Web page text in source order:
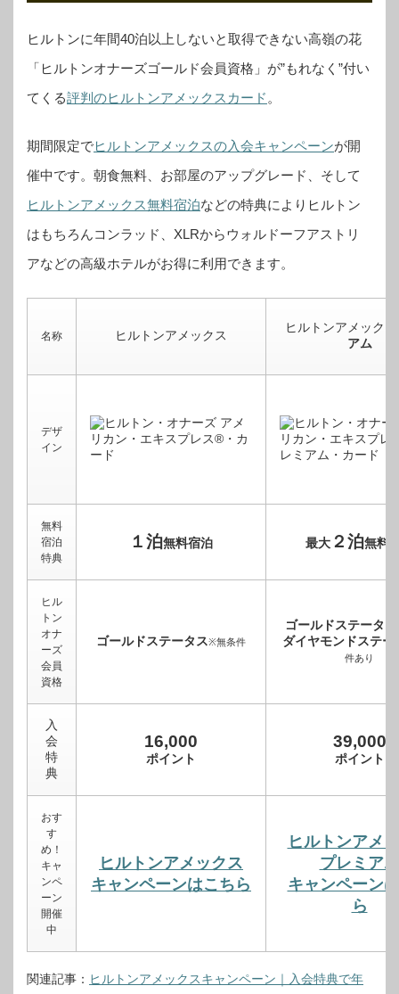
ヒルトンに年間40泊以上しないと取得できない高嶺の花
「ヒルトンオナーズゴールド会員資格」が”もれなく”付い
てくる評判のヒルトンアメックスカード 。
期間限定でヒルトンアメックスの入会キャンペーンが開
催中です。 朝食無料、お部屋のアップグレード、そして
ヒルトンアメックス無料宿泊などの特典によりヒルトン
はもちろんコンラッド、XLRからウォルドーフアストリ
アなどの高級ホテルがお得に利用できます。
名称 ヒルトンアメックス
ヒルトンアメックス
アム
デザ
イン
無料
宿泊
特典
１泊無料宿泊 最大２泊無料
ヒル
トン
オナ
ーズ
会員
資格
ゴールドステータス※無条件
ゴールドステータス
ダイヤモンドステー
件あり
入
会
特
典
16,000
ポイント
39,000
ポイント
おす
す
め！
キャ
ンペ
ーン
開催
中
ヒルトンアメックス
キャンペーンはこちら
ヒルトンアメ
プレミアム
キャンペーン
ら
関連記事： ヒルトンアメックスキャンペーン｜入会特典で年